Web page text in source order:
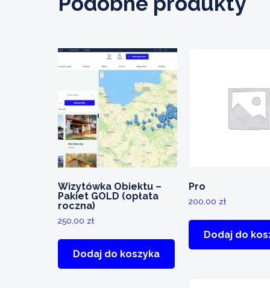
Wizytówka Obiektu –
Pakiet GOLD (opłata
roczna)
250,00 zł
Dodaj do koszyka
Pro
200,00 zł
Dodaj do